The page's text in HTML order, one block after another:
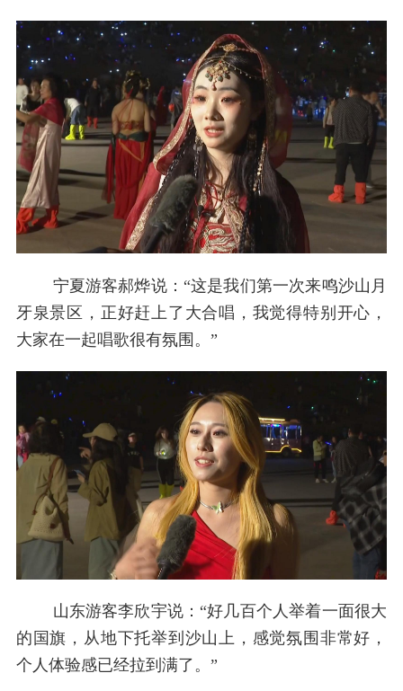
宁夏游客郝烨说：“这是我们第一次来鸣沙山月
牙泉景区，正好赶上了大合唱，我觉得特别开心，
大家在一起唱歌很有氛围。”
山东游客李欣宇说：“好几百个人举着一面很大
的国旗，从地下托举到沙山上，感觉氛围非常好，
个人体验感已经拉到满了。”